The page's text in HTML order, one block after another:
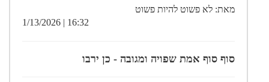
מאת: לא פשוט להיות פשוט
16:32 | 1/13/2026
סוף סוף אמת שפויה ומגובה - כן ירבו